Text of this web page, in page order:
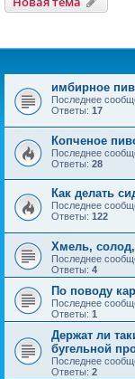
имбирное
Последнее
Ответы: 17
Копченое
Последнее
Ответы: 28
Как делать
Последнее
Ответы: 122
Хмель,
Последнее
Ответы: 4
По поводу
Последнее
Ответы: 1
Держат ли
бугельной
Последнее
Ответы: 2